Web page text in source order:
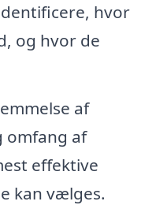
hvor
og hvor de
af
omfang af
effektive
kan vælges.